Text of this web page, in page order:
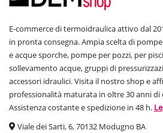
E-commerce di termoidraulica attivo dal
in pronta consegna. Ampia scelta di
e acque sporche, pompe per pozzi, per
sollevamento acque, gruppi di
accessori idraulici. Visita il nostro shop e
professionalità maturata in oltre 30 anni di
Assistenza costante e spedizione in 48 h.
Viale dei Sarti, 6, 70132 Modugno BA